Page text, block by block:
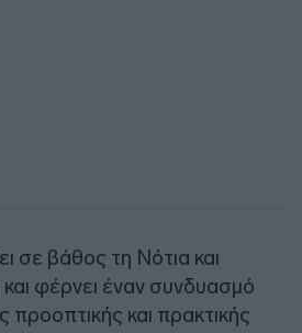
σε βάθος τη Νότια και
φέρνει έναν συνδυασμό
προοπτικής και πρακτικής